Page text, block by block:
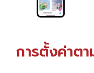
การตั้งค่าต